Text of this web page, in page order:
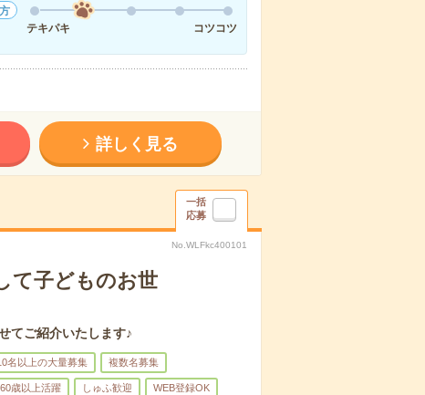
テキパキ
コツコツ
詳しく見る
一括
応募
No.WLFkc400101
て子どものお世
てご紹介いたします♪
名以上の大量募集 複数名募集
60歳以上活躍 しゅふ歓迎 WEB登録OK